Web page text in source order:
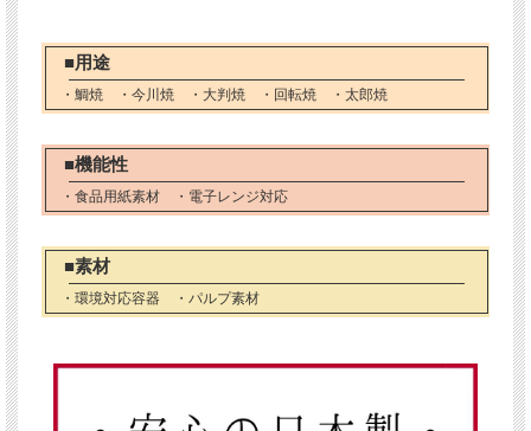
■用途
・鯛焼 ・今川焼 ・大判焼 ・回転焼 ・太郎焼
■機能性
・食品用紙素材 ・電子レンジ対応
■素材
・環境対応容器 ・パルプ素材